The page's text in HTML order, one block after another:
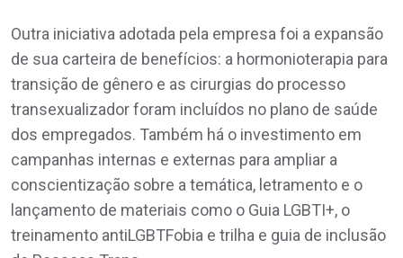
Outra iniciativa adotada pela empresa foi a expansão
de sua carteira de benefícios: a hormonioterapia para
transição de gênero e as cirurgias do processo
transexualizador foram incluídos no plano de saúde
dos empregados. Também há o investimento em
campanhas internas e externas para ampliar a
conscientização sobre a temática, letramento e o
lançamento de materiais como o Guia LGBTI+, o
treinamento antiLGBTFobia e trilha e guia de inclusão